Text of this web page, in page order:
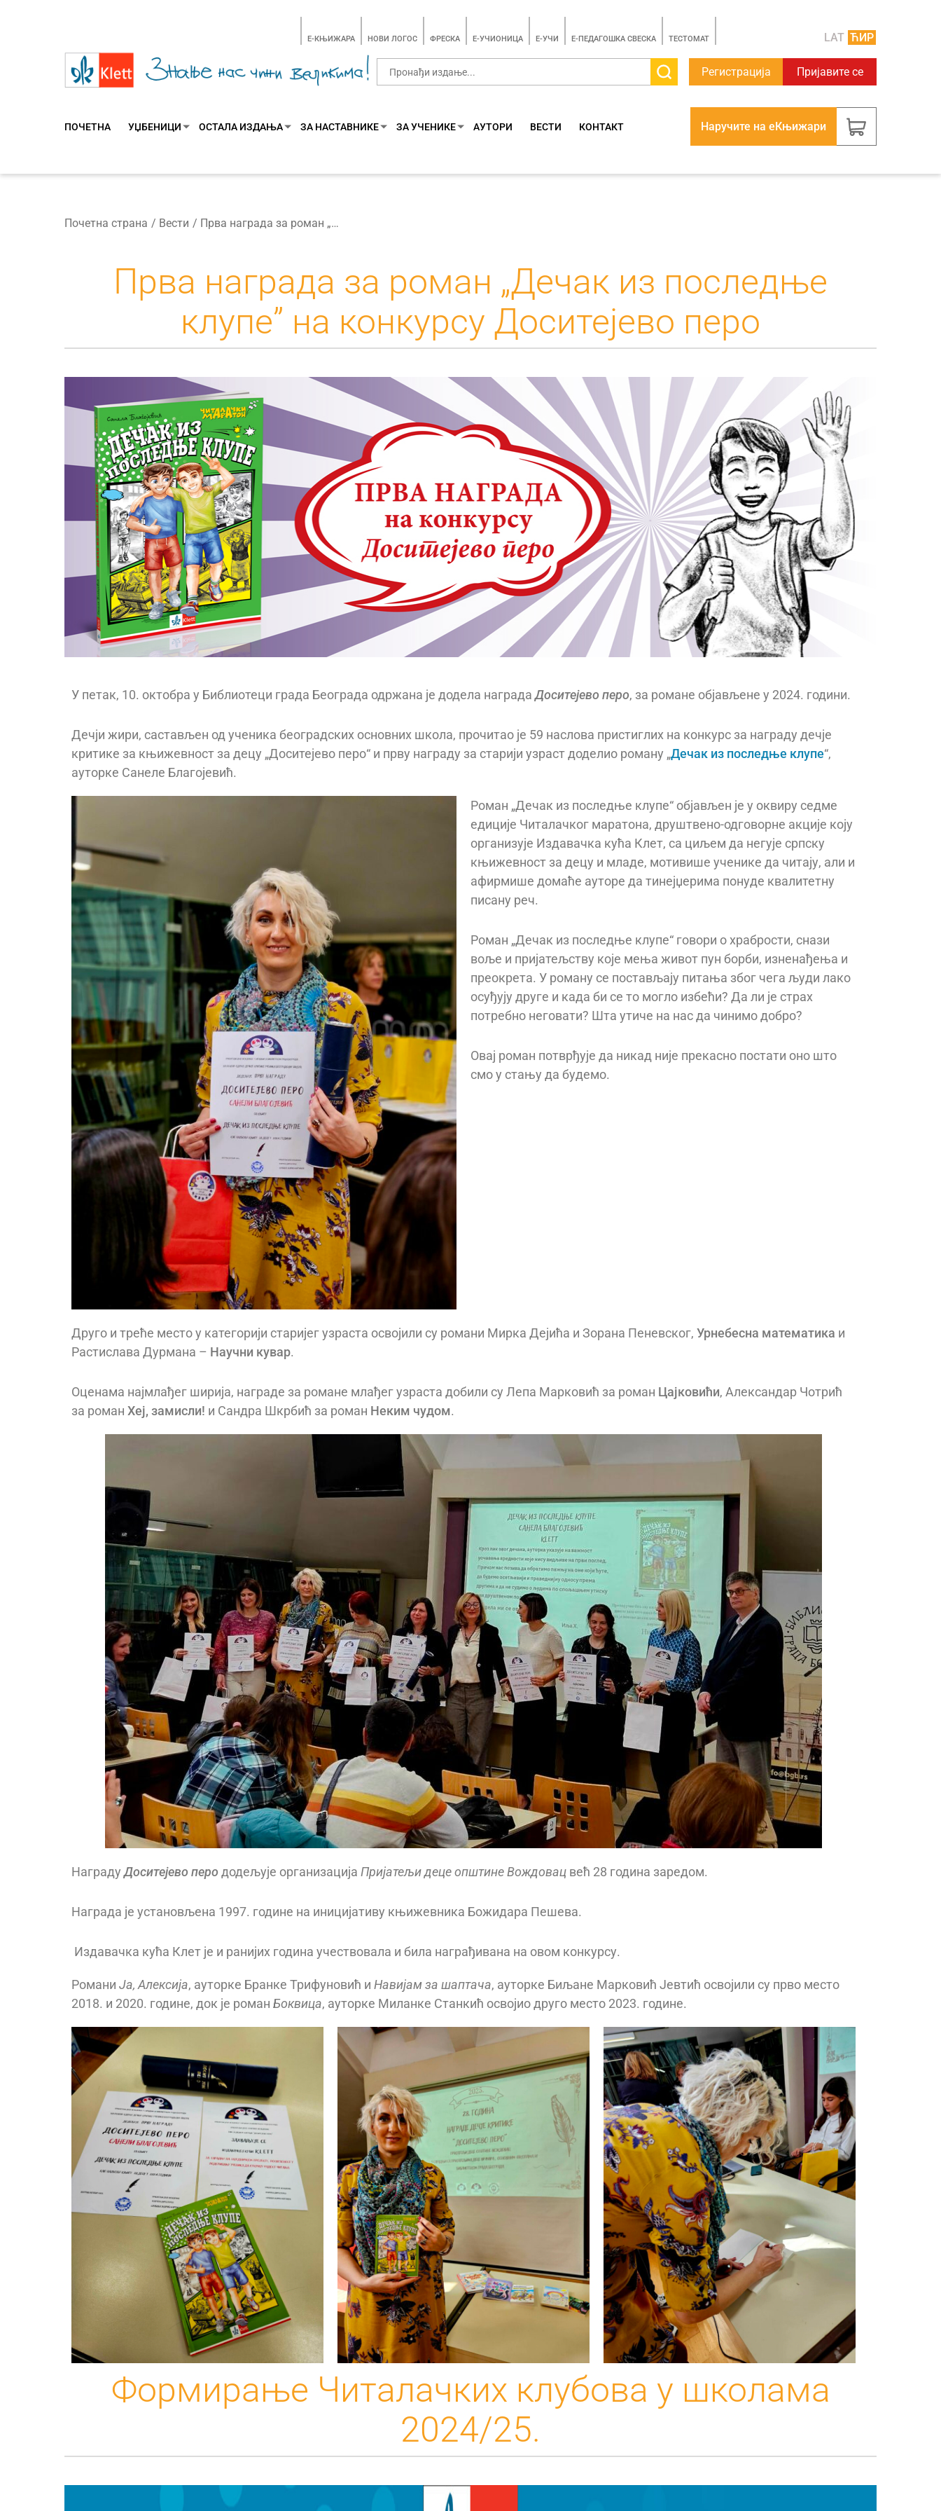
E-КЊИЖАРА НОВИ ЛОГОС ФРЕСКА E-УЧИОНИЦА E-УЧИ Е-ПЕДАГОШКА СВЕСКА TЕСТОМАТ LAT ЋИР
Регистрација Пријавите се
ПОЧЕТНА УЏБЕНИЦИ ОСТАЛА ИЗДАЊА ЗА НАСТАВНИКЕ ЗА УЧЕНИКЕ АУТОРИ ВЕСТИ КОНТАКТ Наручите на еКњижари
Почетна страна Вести Прва награда за роман „Дечак из последње клупе” на конкурсу Доситејево перо
Прва награда за роман „Дечак из последње
клупе” на конкурсу Доситејево перо
У петак, 10. октобра у Библиотеци града Београда одржана је додела наградаДоситејево перо, за романе објављене у 2024. години.
Дечји жири, састављен од ученика београдских основних школа, прочитао је 59 наслова пристиглих на конкурс за награду дечје
критике за књижевност за децу „Доситејево перо“ и прву награду за старији узраст доделио роману „Дечак из последње клупе“,
ауторке Санеле Благојевић.
Роман „Дечак из последње клупе“ објављен је у оквиру седме
едиције Читалачког маратона, друштвено-одговорне акције коју
организује Издавачка кућа Клет, са циљем да негује српску
књижевност за децу и младе, мотивише ученике да читају, али и
афирмише домаће ауторе да тинејџерима понуде квалитетну
писану реч.
Роман „Дечак из последње клупе“ говори о храбрости, снази
воље и пријатељству које мења живот пун борби, изненађења и
преокрета. У роману се постављају питања због чега људи лако
осуђују друге и када би се то могло избећи? Да ли је страх
потребно неговати? Шта утиче на нас да чинимо добро?
Овај роман потврђује да никад није прекасно постати оно што
смо у стању да будемо.
Друго и треће место у категорији старијег узраста освојили су романи Мирка Дејића и Зорана Пеневског, Урнебесна математика и
Растислава Дурмана – Научни кувар.
Оценама најмлађег ширија, награде за романе млађег узраста добили су Лепа Марковић за роман Цајковићи, Александар Чотрић
за роман Хеј, замисли! и Сандра Шкрбић за роман Неким чудом.
НаградуДоситејево перододељује организација Пријатељи деце општине Вождовац већ 28 година зарeдом.
Награда је установљена 1997. године на иницијативу књижевника Божидара Пешева.
Издавачка кућа Клет је и ранијих година учествовала и била награђивана на овом конкурсу.
Романи Ја, Алексија, ауторке Бранке Трифуновић и Навијам за шаптача, ауторке Биљане Марковић Јевтић освојили су прво место
2018. и 2020. године, док је роман Боквица, ауторке Миланке Станкић освојио друго место 2023. године.
Формирање Читалачких клубова у школама
2024/25.